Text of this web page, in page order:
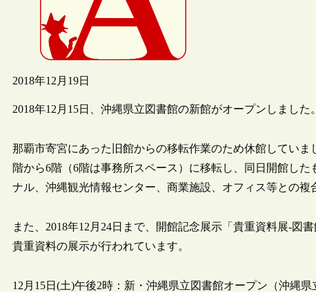
2018年12月19日
2018年12月15日、沖縄県立図書館の新館がオープンしました。
那覇市寄宮にあった旧館からの移転作業のため休館してい
階から6階（6階は事務所スペース）に移転し、同日開館し
ナル、沖縄観光情報センター、商業施設、オフィス等との複
また、2018年12月24日まで、開館記念展示「貴重資料展‐図
貴重資料の展示が行われています。
12月15日(土)午後2時：新・沖縄県立図書館オープン（沖縄県